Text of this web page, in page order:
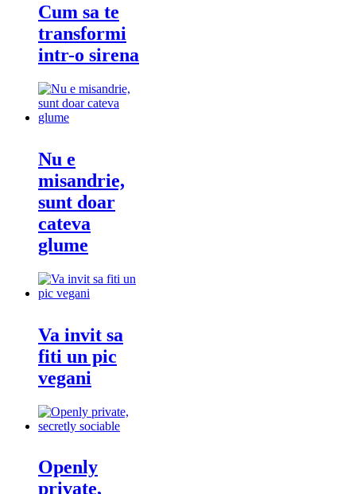
Cum sa te
transformi
intr-o sirena
Nu e
misandrie,
sunt doar
cateva
glume
Va invit sa
fiti un pic
vegani
Openly
private,